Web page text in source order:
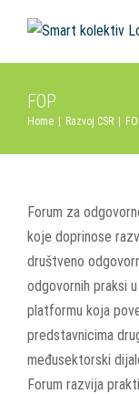
content
FOP
Home Razvoj CSR
Forum za
koje doprinose
društveno
odgovornih praksi
platformu koja
predstavnicima
međusektorski
Forum razvija